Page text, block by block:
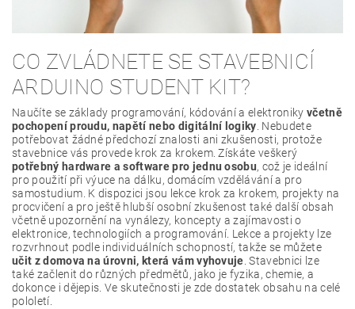
CO ZVLÁDNETE SE STAVEBNICÍ
ARDUINO STUDENT KIT?
Naučíte se základy programování, kódování a elektroniky včetně
pochopení proudu, napětí nebo digitální logiky . Nebudete
potřebovat žádné předchozí znalosti ani zkušenosti, protože
stavebnice vás provede krok za krokem. Získáte veškerý
potřebný hardware a software pro jednu osobu, což je ideální
pro použití při výuce na dálku, domácím vzdělávání a pro
samostudium. K dispozici jsou lekce krok za krokem, projekty na
procvičení a pro ještě hlubší osobní zkušenost také další obsah
včetně upozornění na vynálezy, koncepty a zajímavosti o
elektronice, technologiích a programování. Lekce a projekty lze
rozvrhnout podle individuálních schopností, takže se můžete
učit z domova na úrovni, která vám vyhovuje . Stavebnici lze
také začlenit do různých předmětů, jako je fyzika, chemie, a
dokonce i dějepis. Ve skutečnosti je zde dostatek obsahu na celé
pololetí.